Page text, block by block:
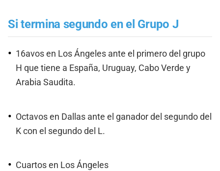
Si termina segundo en el Grupo J
16avos en Los Ángeles ante el primero del grupo
H que tiene a España, Uruguay, Cabo Verde y
Arabia Saudita.
Octavos en Dallas ante el ganador del segundo del
K con el segundo del L.
Cuartos en Los Ángeles